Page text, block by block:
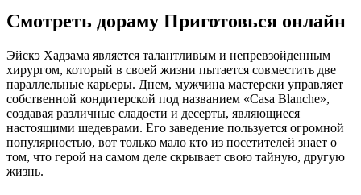
Смотреть дораму Приготовься онлайн
Эйскэ Хадзама является талантливым и непревзойденным
хирургом, который в своей жизни пытается совместить две
параллельные карьеры. Днем, мужчина мастерски управляет
собственной кондитерской под названием «Casa Blanche»,
создавая различные сладости и десерты, являющиеся
настоящими шедеврами. Его заведение пользуется огромной
популярностью, вот только мало кто из посетителей знает о
том, что герой на самом деле скрывает свою тайную, другую
жизнь.